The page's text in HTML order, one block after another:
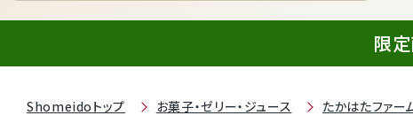
限
Shomeidoトップ お菓子・ゼリー・ジュース たかはたファー